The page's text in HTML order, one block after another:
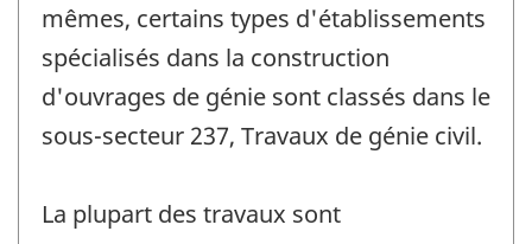
mêmes, certains types d'établissements
spécialisés dans la construction
d'ouvrages de génie sont classés dans le
sous-secteur 237, Travaux de génie civil.
La plupart des travaux sont